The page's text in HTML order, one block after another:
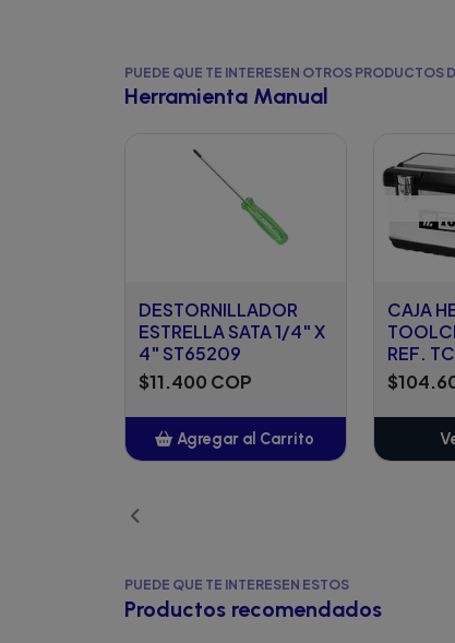
PUEDE QUE TE INTERESEN OTROS PRODUCTOS
Herramienta Manual
DESTORNILLADOR
ESTRELLA SATA 1/4" X
4" ST65209
$11.400 COP
Agregar al Carrito
CAJA
REF.
PUEDE QUE TE INTERESEN ESTOS
Productos recomendados